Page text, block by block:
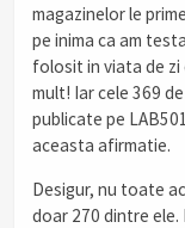
magazinelor le
pe inima ca am
folosit in viata de zi
mult! Iar cele 369
publicate pe
aceasta afirmatie.
Desigur, nu toate
doar 270 dintre ele.